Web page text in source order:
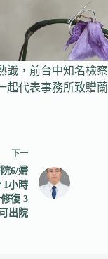
識，前台中知名檢察
起代表事務所致贈蘭
下一
6/婦
1小時
復 3
出院